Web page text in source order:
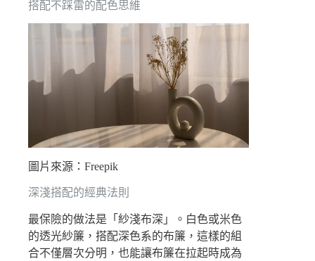
搭配不踩雷的配色思維
圖片來源：Freepik
深淺搭配的經典法則
最保險的做法是「紗淺布深」。白色或米色
的透光紗簾，搭配深色系的布簾，這樣的組
合不僅層次分明，也能讓布簾在拉起時成為